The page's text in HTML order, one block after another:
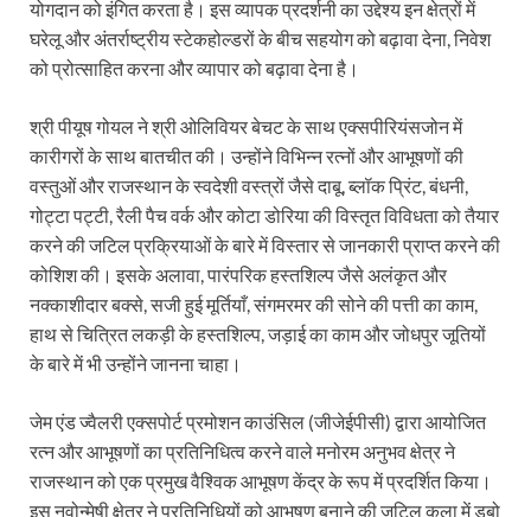
योगदान को इंगित करता है। इस व्यापक प्रदर्शनी का उद्देश्य इन क्षेत्रों में
घरेलू और अंतर्राष्ट्रीय स्टेकहोल्डरों के बीच सहयोग को बढ़ावा देना, निवेश
को प्रोत्साहित करना और व्यापार को बढ़ावा देना है।
श्री पीयूष गोयल ने श्री ओलिवियर बेचट के साथ एक्सपीरियंसजोन में
कारीगरों के साथ बातचीत की। उन्होंने विभिन्न रत्नों और आभूषणों की
वस्तुओं और राजस्थान के स्वदेशी वस्त्रों जैसे दाबू, ब्लॉक प्रिंट, बंधनी,
गोट्टा पट्टी, रैली पैच वर्क और कोटा डोरिया की विस्तृत विविधता को तैयार
करने की जटिल प्रक्रियाओं के बारे में विस्तार से जानकारी प्राप्त करने की
कोशिश की। इसके अलावा, पारंपरिक हस्तशिल्प जैसे अलंकृत और
नक्काशीदार बक्से, सजी हुई मूर्तियाँ, संगमरमर की सोने की पत्ती का काम,
हाथ से चित्रित लकड़ी के हस्तशिल्प, जड़ाई का काम और जोधपुर जूतियों
के बारे में भी उन्होंने जानना चाहा।
जेम एंड ज्वैलरी एक्सपोर्ट प्रमोशन काउंसिल (जीजेईपीसी) द्वारा आयोजित
रत्न और आभूषणों का प्रतिनिधित्व करने वाले मनोरम अनुभव क्षेत्र ने
राजस्थान को एक प्रमुख वैश्विक आभूषण केंद्र के रूप में प्रदर्शित किया।
इस नवोन्मेषी क्षेत्र ने प्रतिनिधियों को आभूषण बनाने की जटिल कला में डुबो